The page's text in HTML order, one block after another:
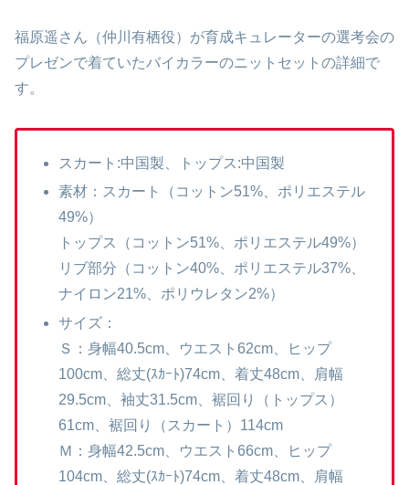
福原遥さん（仲川 有栖役） が育成キュレーターの選考会の
プレゼンで着ていたバイカラーのニットセットの詳細で
す。
スカート:中国製、トップス:中国製
素材：スカート（コットン51%、ポリエステル
49%）
トップス（コットン51%、ポリエステル49%）
リブ部分（コットン40%、ポリエステル37%、
ナイロン21%、ポリウレタン2%）
サイズ：
Ｓ：身幅40.5cm、ウエスト62cm、ヒップ
100cm、総丈(ｽｶｰﾄ)74cm、着丈48cm、肩幅
29.5cm、袖丈31.5cm、裾回り（トップス）
61cm、裾回り（スカート）114cm
Ｍ：身幅42.5cm、ウエスト66cm、ヒップ
104cm、総丈(ｽｶｰﾄ)74cm、着丈48cm、肩幅